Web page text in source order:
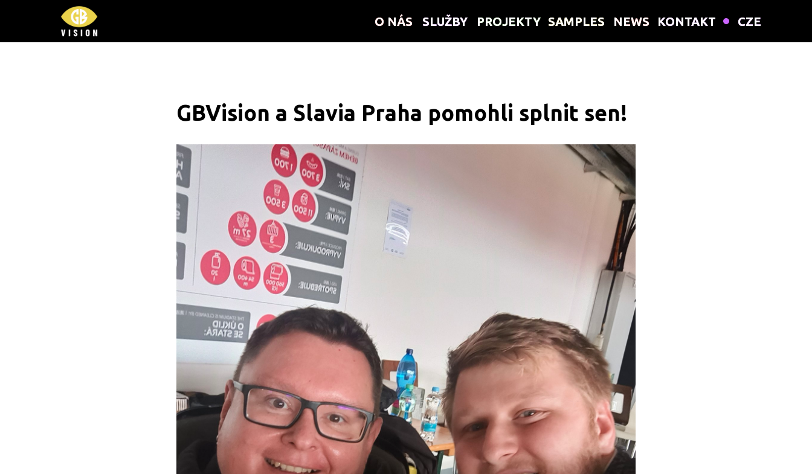
SLUŽBY
SLUŽBY PROJEKTY SAMPLES
SAMPLES NEWS
NEWS KONTAKT
KONTAKT
O NÁS
O NÁS PROJEKTY CZE
CZE
GBVision a Slavia Praha pomohli splnit sen!